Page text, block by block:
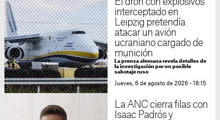
El dron con explosivos
interceptado en
Leipzig pretendía
atacar un avión
ucraniano cargado de
munición
La prensa alemana revela detalles de
la investigación por un posible
sabotaje ruso
Jueves, 6 de agosto de 2026 - 18:15
La ANC cierra filas con
Isaac Padrós y